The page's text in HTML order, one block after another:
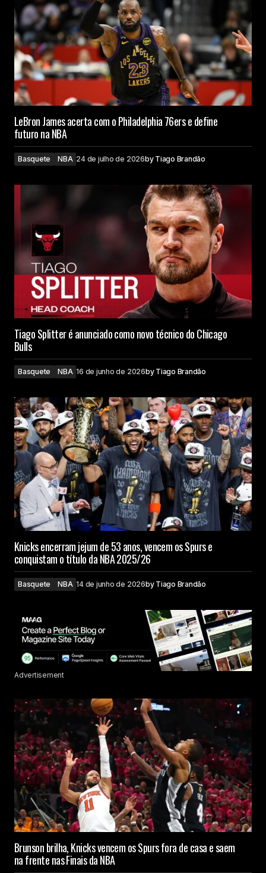
LeBron James acerta com o Philadelphia 76ers e define
futuro na NBA
Basquete NBA 24 de julho de 2026by Tiago Brandão
Tiago Splitter é anunciado como novo técnico do Chicago
Bulls
Basquete NBA 16 de junho de 2026by Tiago Brandão
Knicks encerram jejum de 53 anos, vencem os Spurs e
conquistam o título da NBA 2025/26
Basquete NBA 14 de junho de 2026by Tiago Brandão
Advertisement
Brunson brilha, Knicks vencem os Spurs fora de casa e saem
na frente nas Finais da NBA